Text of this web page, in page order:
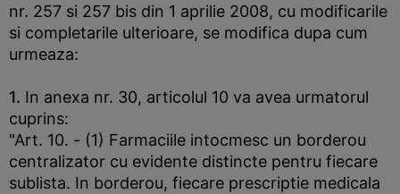
nr. 257 si 257 bis din 1 aprilie 2008, cu modificarile
si completarile ulterioare, se modifica dupa cum
urmeaza:
1. In anexa nr. 30, articolul 10 va avea urmatorul
cuprins:
"Art. 10. - (1) Farmaciile intocmesc un borderou
centralizator cu evidente distincte pentru fiecare
sublista. In borderou, fiecare prescriptie medicala